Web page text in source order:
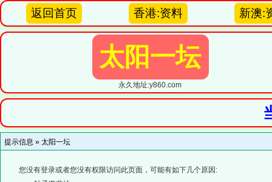
返回首页 香港:资料 新澳:
太阳一坛
永久地址:y860.com
提示信息 » 太阳一坛
您没有登录或者您没有权限访问此页面，可能有如下几个原因: